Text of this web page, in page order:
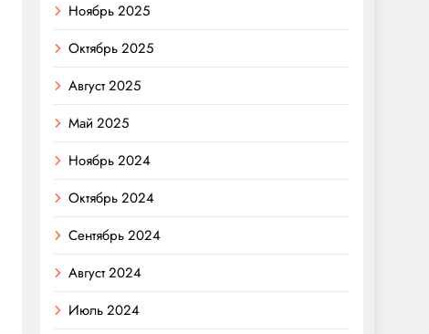
Ноябрь 2025
Октябрь 2025
Август 2025
Май 2025
Ноябрь 2024
Октябрь 2024
Сентябрь 2024
Август 2024
Июль 2024